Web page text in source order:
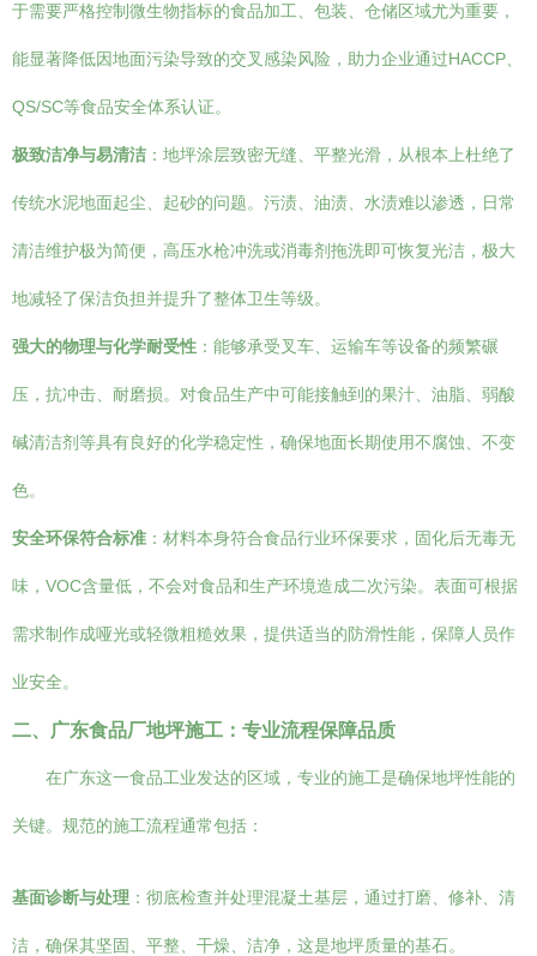
于需要严格控制微生物指标的食品加工、包装、仓储区域尤为重要，
能显著降低因地面污染导致的交叉感染风险，助力企业通过HACCP、
QS/SC等食品安全体系认证。
极致洁净与易清洁 ：地坪涂层致密无缝、平整光滑，从根本上杜绝了
传统水泥地面起尘、起砂的问题。污渍、油渍、水渍难以渗透，日常
清洁维护极为简便，高压水枪冲洗或消毒剂拖洗即可恢复光洁，极大
地减轻了保洁负担并提升了整体卫生等级。
强大的物理与化学耐受性 ：能够承受叉车、运输车等设备的频繁碾
压，抗冲击、耐磨损。对食品生产中可能接触到的果汁、油脂、弱酸
碱清洁剂等具有良好的化学稳定性，确保地面长期使用不腐蚀、不变
色。
安全环保符合标准 ：材料本身符合食品行业环保要求，固化后无毒无
味，VOC含量低，不会对食品和生产环境造成二次污染。表面可根据
需求制作成哑光或轻微粗糙效果，提供适当的防滑性能，保障人员作
业安全。
二、广东食品厂地坪施工：专业流程保障品质
在广东这一食品工业发达的区域，专业的施工是确保地坪性能的
关键。规范的施工流程通常包括：
基面诊断与处理 ：彻底检查并处理混凝土基层，通过打磨、修补、清
洁，确保其坚固、平整、干燥、洁净，这是地坪质量的基石。